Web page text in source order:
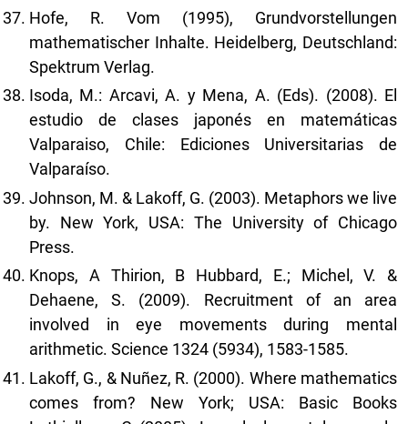
Hofe, R. Vom (1995), Grundvorstellungen
mathematischer Inhalte. Heidelberg, Deutschland:
Spektrum Verlag.
Isoda, M.: Arcavi, A. y Mena, A. (Eds). (2008). El
estudio de clases japonés en matemáticas
Valparaiso, Chile: Ediciones Universitarias de
Valparaíso.
Johnson, M. & Lakoff, G. (2003). Metaphors we live
by. New York, USA: The University of Chicago
Press.
Knops, A Thirion, B Hubbard, E.; Michel, V. &
Dehaene, S. (2009). Recruitment of an area
involved in eye movements during mental
arithmetic. Science 1324 (5934), 1583-1585.
Lakoff, G., & Nuñez, R. (2000). Where mathematics
comes from? New York; USA: Basic Books